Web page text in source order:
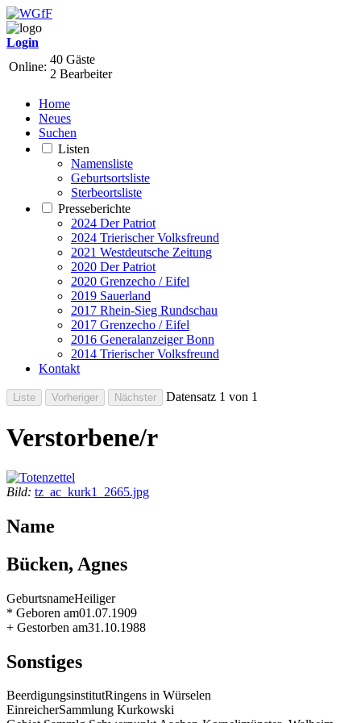
Login
Online:
40 Gäste
2 Bearbeiter
Home
Neues
Suchen
Listen
Namensliste
Geburtsortsliste
Sterbeortsliste
Presseberichte
2024 Der Patriot
2024 Trierischer Volksfreund
2021 Westdeutsche Zeitung
2020 Der Patriot
2020 Grenzecho / Eifel
2019 Sauerland
2017 Rhein-Sieg Rundschau
2017 Grenzecho / Eifel
2016 Generalanzeiger Bonn
2014 Trierischer Volksfreund
Kontakt
Datensatz 1 von 1
Verstorbene/r
Bild: tz_ac_kurk1_2665.jpg
Name
Bücken, Agnes
GeburtsnameHeiliger
* Geboren am01.07.1909
+ Gestorben am31.10.1988
Sonstiges
BeerdigungsinstitutRingens in Würselen
EinreicherSammlung Kurkowski